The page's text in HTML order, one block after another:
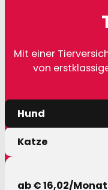
Mit einer
von
Hund
Katze
ab € 16,02/Monat